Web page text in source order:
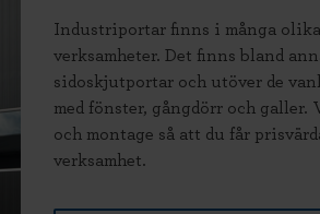
Industriportar finns i många
verksamheter. Det finns bland
sidoskjutportar och utöver de
med fönster, gångdörr och galler.
och montage så att du får
verksamhet.